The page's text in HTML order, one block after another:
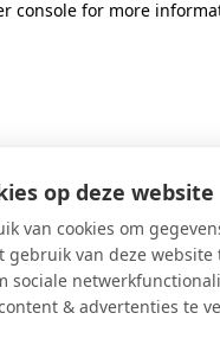
op deze website
van cookies om
gebruik van deze website
sociale
& advertenties te
console for more